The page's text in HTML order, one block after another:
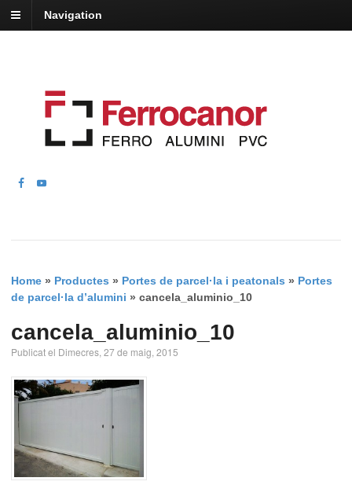
Navigation
Home » Productes » Portes de parcel·la i peatonals » Portes
de parcel·la d’alumini » cancela_aluminio_10
cancela_aluminio_10
Publicat el Dimecres, 27 de maig, 2015